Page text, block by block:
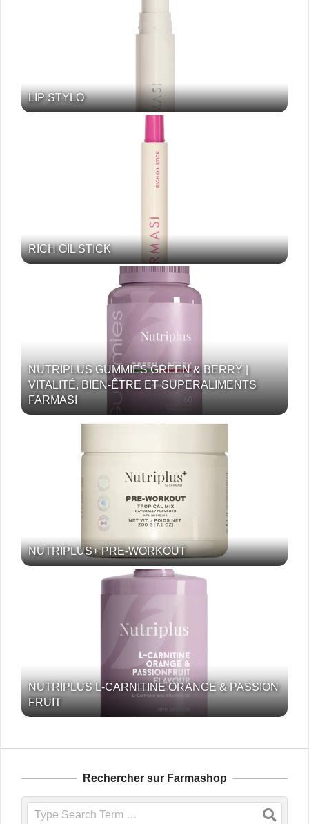
LIP STYLO
RICH OIL STICK
NUTRIPLUS GUMMIES GREEN & BERRY |
VITALITÉ, BIEN-ÊTRE ET SUPERALIMENTS
FARMASI
NUTRIPLUS+ PRE-WORKOUT
NUTRIPLUS L-CARNITINE ORANGE & PASSION
FRUIT
Rechercher sur Farmashop
Search